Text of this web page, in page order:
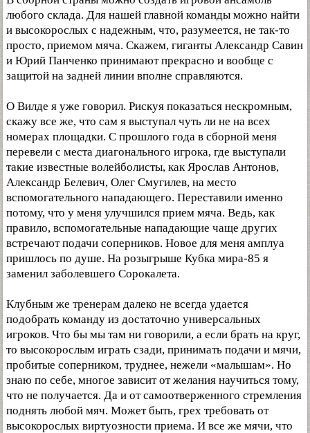
любого склада. Для нашей главной команды можно найти
и высокорослых с надежным, что, разумеется, не так-то
просто, приемом мяча. Скажем, гиганты Александр Савин
и Юрий Панченко принимают прекрасно и вообще с
защитой на задней линии вполне справляются.
О Вилде я уже говорил. Рискуя показаться нескромным,
скажу все же, что сам я выступал чуть ли не на всех
номерах площадки. С прошлого года в сборной меня
перевели с места диагонального игрока, где выступали
такие известные волейболисты, как Ярослав Антонов,
Александр Белевич, Олег Смугилев, на место
вспомогательного нападающего. Переставили именно
потому, что у меня улучшился прием мяча. Ведь, как
правило, вспомогательные нападающие чаще других
встречают подачи соперников. Новое для меня амплуа
пришлось по душе. На розыгрыше Кубка мира-85 я
заменил заболевшего Сорокалета.
Клубным же тренерам далеко не всегда удается
подобрать команду из достаточно универсальных
игроков. Что бы мы там ни говорили, а если брать на круг,
то высокорослым играть сзади, принимать подачи и мячи,
пробитые соперником, труднее, нежели «малышам». Но
знаю по себе, многое зависит от желания научиться тому,
что не получается. Да и от самоотверженного стремления
поднять любой мяч. Может быть, грех требовать от
высокорослых виртуозности приема. И все же мячи, что